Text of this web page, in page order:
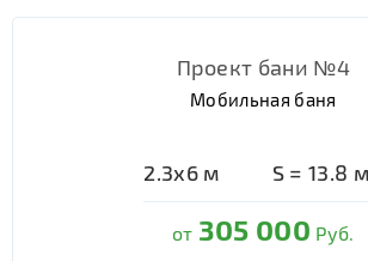
Проект бани №4
Мобильная баня
2.3х6м S = 13.8
от 305 000 Руб.